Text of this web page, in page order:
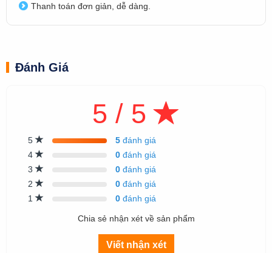
Thanh toán đơn giản, dễ dàng.
Đánh Giá
5 / 5
5 5 đánh giá
4
0 đánh giá
3
0 đánh giá
2
0 đánh giá
1
0 đánh giá
Chia sẻ nhận xét về sản phẩm
Viết nhận xét